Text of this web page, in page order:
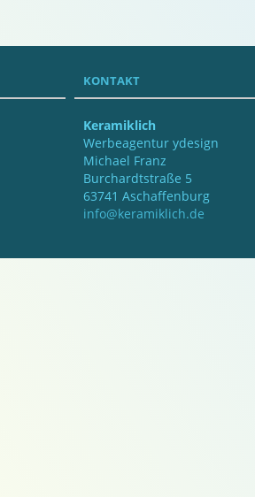
KONTAKT
Keramiklich
Werbeagentur ydesign
Michael Franz
Burchardtstraße 5
63741 Aschaffenburg
info@keramiklich.de